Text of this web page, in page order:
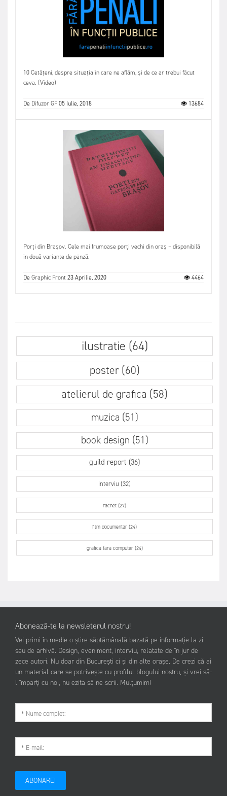
10 Cetățeni, despre situația în care ne aflăm, și de ce ar trebui făcut
ceva. (Video)
De Difuzor GF05 Iulie, 2018 13684
Porți din Brașov. Cele mai frumoase porți vechi din oraș – disponibilă
în două variante de pânză.
DeGraphic Front23 Aprilie, 2020 4464
ilustratie (64)
poster (60)
atelierul de grafica (58)
muzica (51)
book design (51)
guild report (36)
interviu (32)
racnet (27)
film documentar (24)
grafica fara computer (24)
Abonează-te la newsleterul nostru!
Vei primi în medie o știre săptămânală bazată pe informație la zi
sau de arhivă. Design, eveniment, interviu, relatate de în jur de
zece autori. Nu doar din București ci și din alte orașe. De crezi că ai
un material care se potrivește cu profilul blogului nostru, și vrei să-
l împarți cu noi, nu ezita să ne scrii. Mulțumim!
ABONARE!